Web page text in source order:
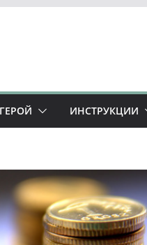
ИНСТРУКЦИИ